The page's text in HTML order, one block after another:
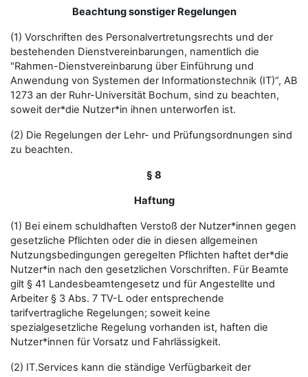
Beachtung sonstiger Regelungen
(1) Vorschriften des Personalvertretungsrechts und der
bestehenden Dienstvereinbarungen, namentlich die
"Rahmen-Dienstvereinbarung über Einführung und
Anwendung von Systemen der Informationstechnik (IT)“, AB
1273 an der Ruhr-Universität Bochum, sind zu beachten,
soweit der*die Nutzer*in ihnen unterworfen ist.
(2) Die Regelungen der Lehr- und Prüfungsordnungen sind
zu beachten.
§ 8
Haftung
(1) Bei einem schuldhaften Verstoß der Nutzer*innen gegen
gesetzliche Pflichten oder die in diesen allgemeinen
Nutzungsbedingungen geregelten Pflichten haftet der*die
Nutzer*in nach den gesetzlichen Vorschriften. Für Beamte
gilt § 41 Landesbeamtengesetz und für Angestellte und
Arbeiter § 3 Abs. 7 TV-L oder entsprechende
tarifvertragliche Regelungen; soweit keine
spezialgesetzliche Regelung vorhanden ist, haften die
Nutzer*innen für Vorsatz und Fahrlässigkeit.
(2) IT.Services kann die ständige Verfügbarkeit der